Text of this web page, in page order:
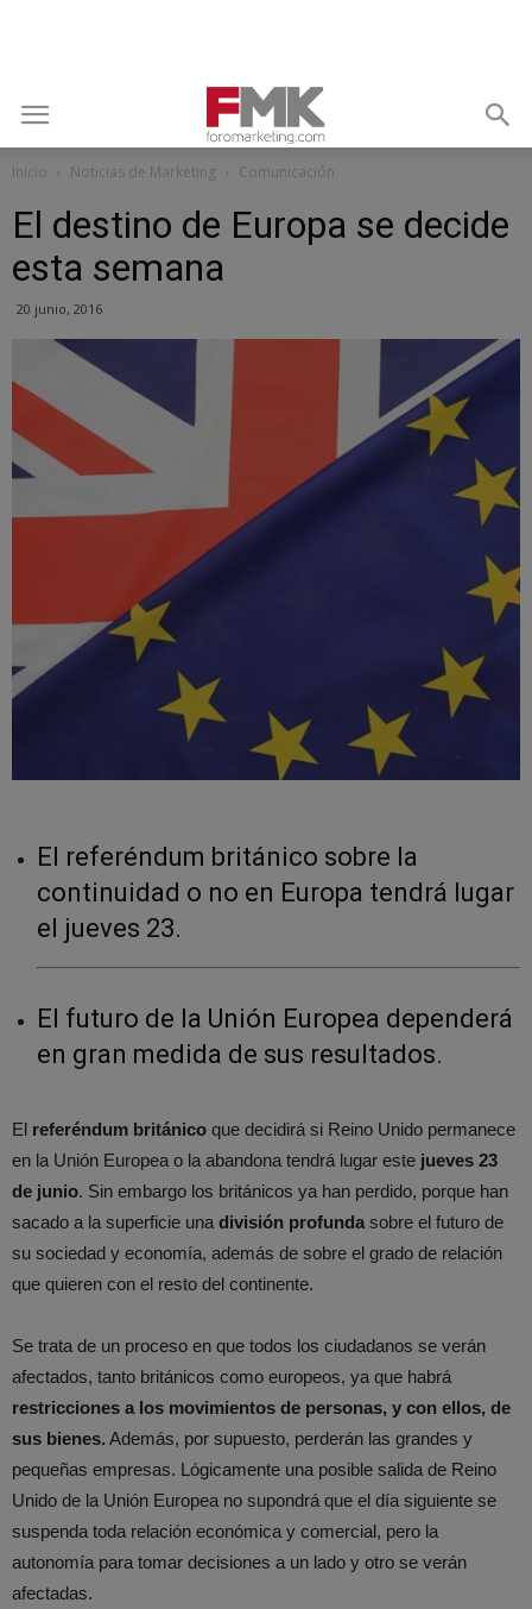
Inicio Noticias de Marketing Comunicación
El destino de Europa se decide
esta semana
20 junio, 2016
El referéndum británico sobre la
continuidad o no en Europa tendrá lugar
el jueves 23.
El futuro de la Unión Europea dependerá
en gran medida de sus resultados.
El referéndum británico que decidirá si Reino Unido permanece
en la Unión Europea o la abandona tendrá lugar este jueves 23
de junio. Sin embargo los británicos ya han perdido, porque han
sacado a la superficie unadivisión profundasobre el futuro de
su sociedad y economía, además de sobre el grado de relación
que quieren con el resto del continente.
Se trata de un proceso en que todos los ciudadanos se verán
afectados, tanto británicos como europeos, ya que habrá
restricciones a los movimientos de personas, y con ellos, de
sus bienes. Además, por supuesto, perderán las grandes y
pequeñas empresas. Lógicamente una posible salida de Reino
Unido de la Unión Europea no supondrá que el día siguiente se
suspenda toda relación económica y comercial, pero la
autonomía para tomar decisiones a un lado y otro se verán
afectadas.